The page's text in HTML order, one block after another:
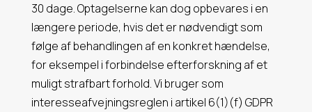
30 dage. Optagelserne kan dog opbevares i en
længere periode, hvis det er nødvendigt som
følge af behandlingen af en konkret hændelse,
for eksempel i forbindelse efterforskning af et
muligt strafbart forhold. Vi bruger som
interesseafvejningsreglen i artikel 6(1)(f) GDPR